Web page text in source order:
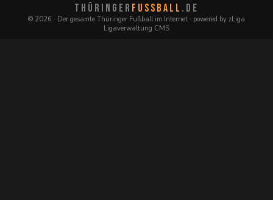
THÜRINGER FUSSBALL .DE
© 2026 · Der gesamte Thüringer Fußball im Internet · powered by zLiga
Ligaverwaltung CMS